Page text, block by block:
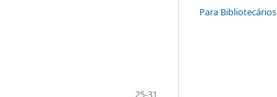
25-31
Para Bibliotecários